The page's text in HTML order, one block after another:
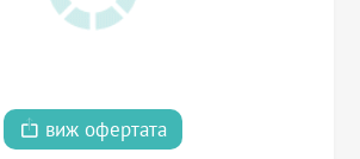
виж офертата